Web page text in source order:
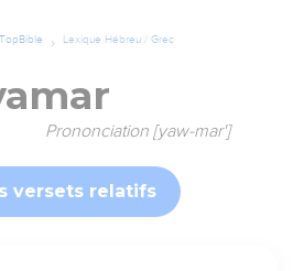
TopBible Lexique Hébreu / Grec
Prononciation [yaw-mar']
versets relatifs